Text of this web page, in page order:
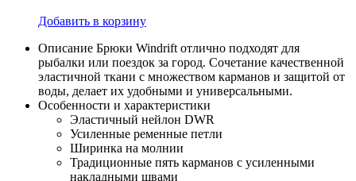
Добавить в корзину
Описание Брюки Windrift отлично подходят для
рыбалки или поездок за город. Сочетание качественной
эластичной ткани с множеством карманов и защитой от
воды, делает их удобными и универсальными.
Особенности и характеристики
Эластичный нейлон DWR
Усиленные ременные петли
Ширинка на молнии
Традиционные пять карманов с усиленными
накладными швами